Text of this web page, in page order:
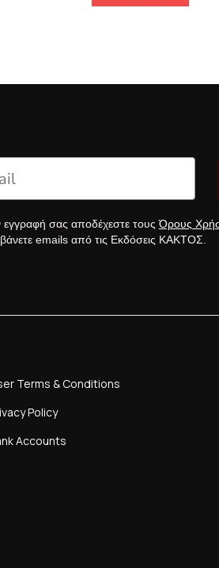
εγγραφή σας αποδέχεστε τουςΌρους
emails από τις Εκδόσεις ΚΑΚΤΟΣ.
Terms & Conditions
Policy
Accounts